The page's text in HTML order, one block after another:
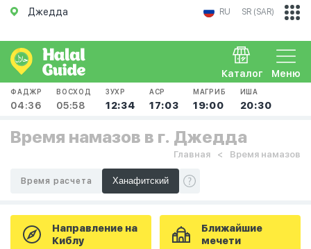
Джедда RU SR (SAR)
Меню
Каталог
ФАДЖР
04:36
ВОСХОД
05:58
ЗУХР
12:34
АСР
17:03
МАГРИБ
19:00
ИША
20:30
Время намазов в г. Джедда
Главная Время намазов
Время расчета
Направление на
Киблу
Ближайшие
мечети